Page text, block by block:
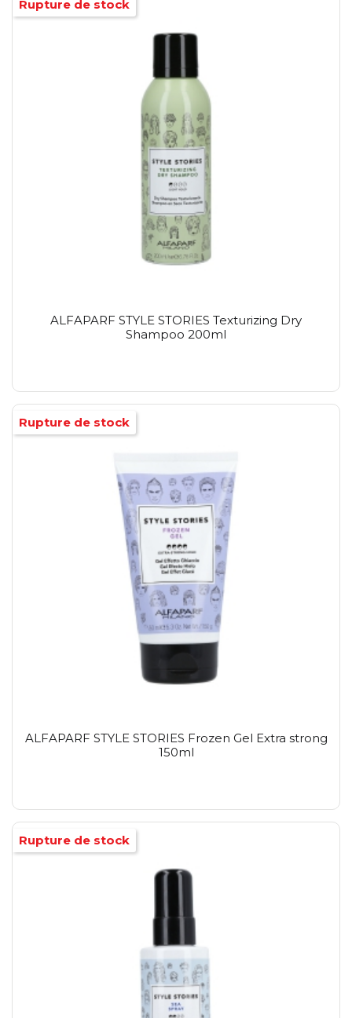
ALFAPARF STYLE STORIES Texturizing Dry
Shampoo 200ml
Rupture de stock
ALFAPARF STYLE STORIES Frozen Gel Extra strong
150ml
Rupture de stock
Rupture de stock